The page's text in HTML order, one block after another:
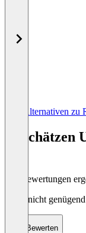
Alle Alternativen zu
So schätzen
Die Bewertungen
Noch nicht
Bewerten